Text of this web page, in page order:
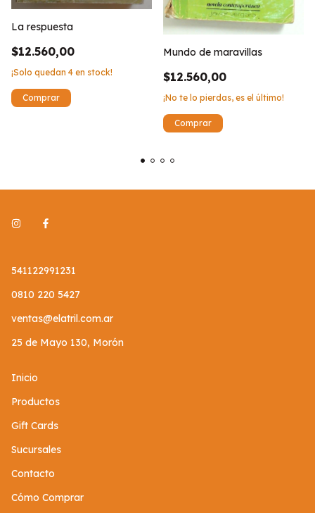
La respuesta
$12.560,00
¡Solo quedan 4 en stock!
Mundo de maravillas
$12.560,00
¡No te lo pierdas, es el último!
541122991231
0810 220 5427
ventas@elatril.com.ar
25 de Mayo 130, Morón
Inicio
Productos
Gift Cards
Sucursales
Contacto
Cómo Comprar